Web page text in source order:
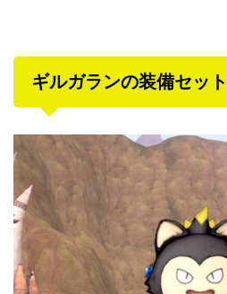
ギルガランの装備セッ